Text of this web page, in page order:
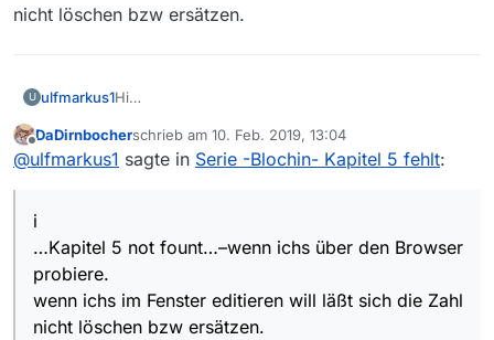
nicht löschen bzw ersätzen.
U ulfmarkus1Hi
Browser probiere.
wenn ichs im Fenster editieren will läßt sich die
Offline
DaDirnbocherschrieb am 10. Feb. 2019, 13:04
zuletzt editiert von
@ulfmarkus1 sagte in Serie -Blochin- Kapitel 5 fehlt:
i
…Kapitel 5 not fount…–wenn ichs über den Browser
probiere.
wenn ichs im Fenster editieren will läßt sich die Zahl
nicht löschen bzw ersätzen.